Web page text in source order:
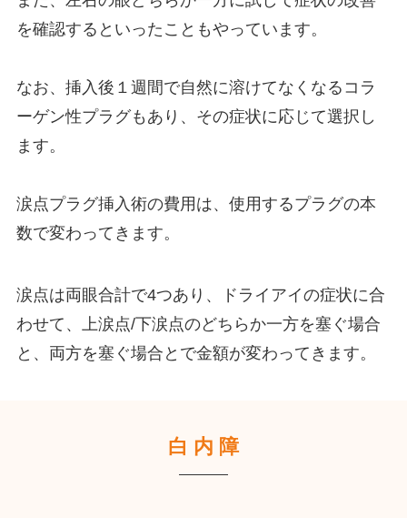
を確認するといったこともやっています。
なお、挿入後１週間で自然に溶けてなくなるコラ
ーゲン性プラグもあり、その症状に応じて選択し
ます。
涙点プラグ挿入術の費用は、使用するプラグの本
数で変わってきます。
涙点は両眼合計で4つあり、ドライアイの症状に合
わせて、上涙点/下涙点のどちらか一方を塞ぐ場合
と、両方を塞ぐ場合とで金額が変わってきます。
白 内 障